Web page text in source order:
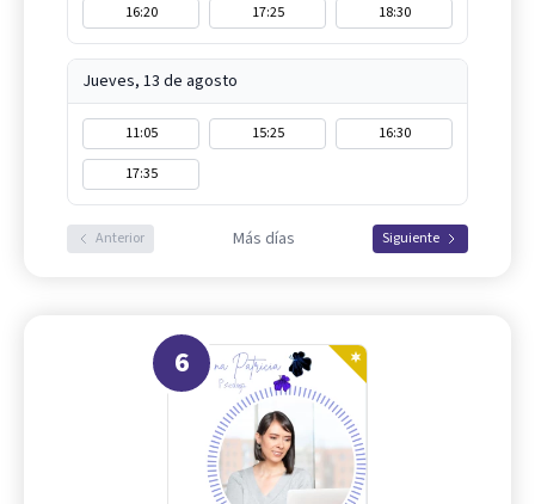
16:20
17:25 18:30
Jueves, 13 de agosto
11:05 15:25
16:30
17:35
Anterior Más días Siguiente
6